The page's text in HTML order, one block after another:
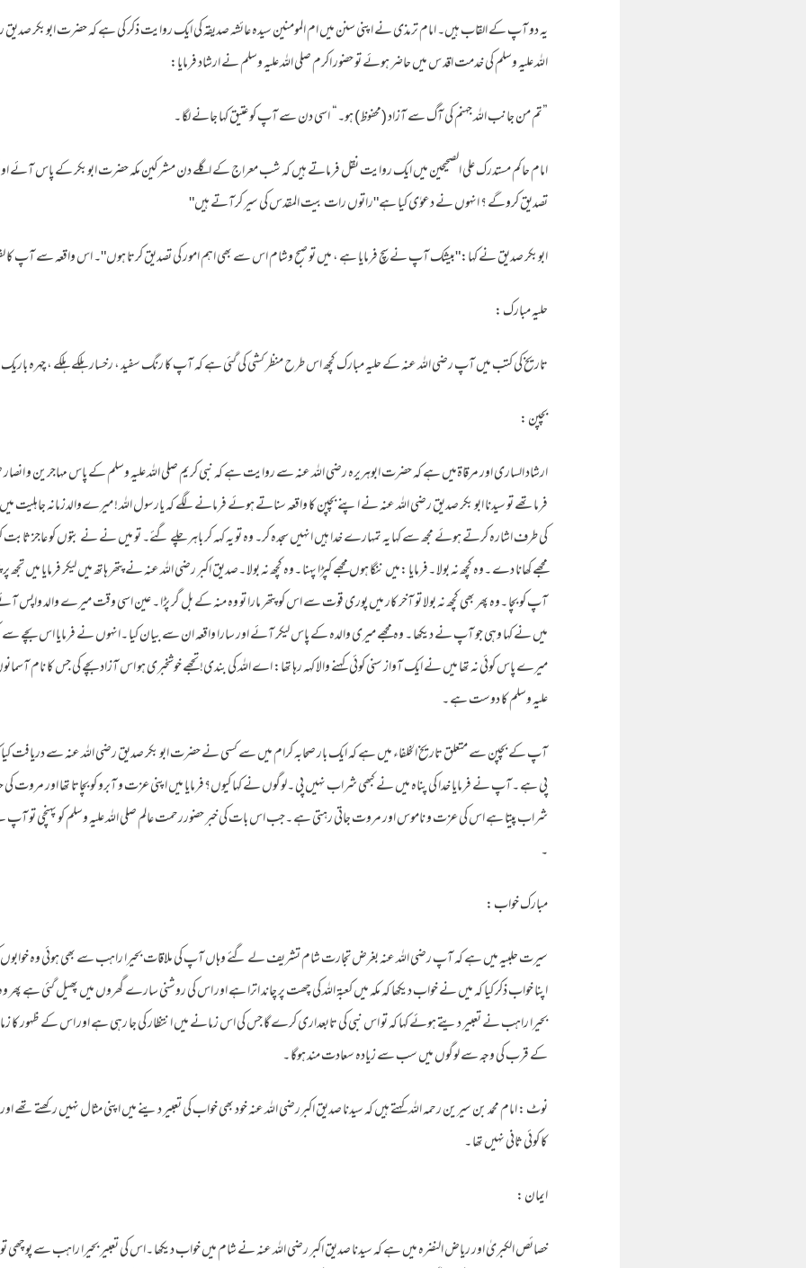
یہ دو آپ کے القاب ہیں۔ امام ترمذی نے اپنی سنن میں ام المومنین سیدہ عائشہ صدیقہ کی ایک روایت ذکر کی ہے کہ حضرت ابوبکر
اللہ علیہ وسلم کی خدمت اقد س میں حاضر ہوئے تو حضور اکرم صلی اللہ علیہ وسلم نے ارشاد فرمایا:
”تم من جانب اللہ جہنم کی آگ سے آزاد (محفوظ) ہو۔“ اسی دن سے آپ کو عتیق کہا جانے لگا ۔
امام حاکم مستدرک علی الصحیحین میں ایک روایت نقل فرماتے ہیں کہ شب معراج کے اگلے دن مشرکین مکہ حضرت ابوبکر کے پاس آئے
تصدیق کروگے ؟ انہوں نے دعوٰی کیا ہے"راتوں رات بیت المقدس کی سیر کرآتے ہیں"
ابوبکر صدیق نے کہا:"بیشک آپ نے سچ فرمایا ہے ، میں تو صبح وشام اس سے بھی اہم امور کی تصدیق کرتا ہوں"۔ اس واقعہ سے آپ کا
حلیہ مبارک :
تاریخ کی کتب میں آپ رضی اللہ عنہ کے حلیہ مبارک کچھ اس طرح منظر کشی کی گئی ہے کہ آپ کا رنگ سفید ، رخسار ہلکے ہلکے ، چہرہ باریک اور
بچپن :
ارشاد الساری اور مرقاۃمیں ہے کہ حضرت ابوہریرہ رضی اللہ عنہ سے روایت ہے کہ نبی کریم صلی اللہ علیہ وسلم کے پاس مہاجرین و
فرماتھے تو سیدنا ابو بکر صدیق رضی اللہ عنہ نے اپنے بچپن کا واقعہ سناتے ہوئے فرمانے لگے کہ یارسول اللہ ! میرےوالدزمانہ
کی طرف اشارہ کرتے ہوئے مجھ سے کہا یہ تمہارے خدا ہیں انہیں سجدہ کر۔ وہ تو یہ کہہ کر باہر چلے گئے۔ تو میں نے نے بتوں کو عاجز
مجھے کھانا دے ۔وہ کچھ نہ بولا ۔فرمایا :میں ننگا ہوں مجھے کپڑا پہنا ۔وہ کچھ نہ بولا ۔صدیق اکبر رضی اللہ عنہ نے پتھر ہاتھ میں لیکر فرمایا میں تجھ
آپ کو بچا ۔وہ پھر بھی کچھ نہ بولا تو آخر کار میں پوری قوت سے اس کو پتھر مارا تو وہ منہ کے بل گر پڑا ۔ عین اسی وقت میرے والد واپس آئے۔یہ
میں نے کہا وہی جو آپ نے دیکھا ۔ وہ مجھے میری والدہ کے پاس لیکر آئے اور سارا واقعہ ان سے بیان کیا ۔انہوں نے فرمایا اس بچے سے
میرے پاس کوئی نہ تھا میں نے ایک آواز سنی کوئی کہنے والا کہہ رہا تھا: اے اللہ کی بندی! تجھے خوشخبری ہو اس آزاد بچے کی جس کا نام
علیہ وسلم کا دوست ہے ۔
آپ کے بچپن سے متعلق تاریخ الخلفاء میں ہے کہ ایک بار صحابہ کرام میں سے کسی نے حضرت ابو بکر صدیق رضی اللہ عنہ سے دریافت
پی ہے ۔آپ نے فرمایا خدا کی پناہ میں نے کبھی شراب نہیں پی ۔لوگوں نے کہا کیوں؟فرمایا میں اپنی عزت و آبرو کو بچاتا تھا اور مروت
شراب پیتا ہے اس کی عزت و ناموس اور مروت جاتی رہتی ہے ۔جب اس بات کی خبر حضوررحمت عالم صلی اللہ علیہ وسلم کو پہنچی تو آپ نے
۔
مبارک خواب :
سیرت حلبیہ میں ہے کہ آپ رضی اللہ عنہ بغرض تجارت شام تشریف لے گئے وہاں آپ کی ملاقات بحیرا راہب سے بھی ہوئی وہ خوابوں
اپنا خواب ذکر کیا کہ میں نے خواب دیکھا کہ مکہ میں کعبۃ اللہ کی چھت پر چاند اترا ہے اور اس کی روشنی سارے گھروں میں پھیل گئی ہے
بحیرا راہب نے تعبیر دیتے ہوئے کہا کہ تو اس نبی کی تابعداری کرے گا جس کی اس زمانے میں انتظار کی جا رہی ہے اور اس کے ظہور کا
کے قرب کی وجہ سے لوگوں میں سب سے زیادہ سعادت مند ہوگا ۔
نوٹ : امام محمد بن سیرین رحمہ اللہ کہتے ہیں کہ سیدنا صدیق اکبررضی اللہ عنہ خود بھی خواب کی تعبیر دینے میں اپنی مثال نہیں رکھتے
کا کوئی ثانی نہیں تھا ۔
ایمان :
خصائص الکبریٰ اور ریاض النضرہ میں ہے کہ سیدنا صدیق اکبر رضی اللہ عنہ نے شام میں خواب دیکھا ۔اس کی تعبیر بحیرا راہب سے پوچھی